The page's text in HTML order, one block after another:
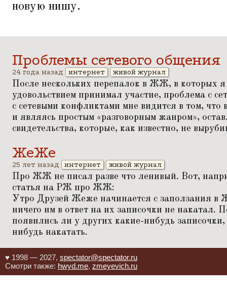
новую нишу.
Проблемы сетевого общения
24 года назад интернет живой журнал
После нескольких перепалок в ЖЖ, в которых я
удовольствием принимал участие, проблема с
с сетевыми конфликтами мне видится в том, что
и являясь простым «разговорным жанром»,
свидетельства, которые, как известно, не
ЖеЖе
25 лет назад интернет живой журнал
Про ЖЖ не писал разве что ленивый. Вот,
статья на РЖ про ЖЖ:
Утро Друзей Жеже начинается с заползания в
ничего им в ответ на их записочки не накатал.
появились ли у других какие-нибудь
нибудь накатать.
♥ 1998 — 2027, spectator@spectator.ru
Смотри также: hwyd.me, zmeyevich.ru